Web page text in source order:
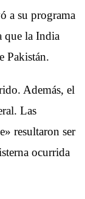
a su programa
que la India
Pakistán.
Además, el
Las
resultaron ser
ocurrida